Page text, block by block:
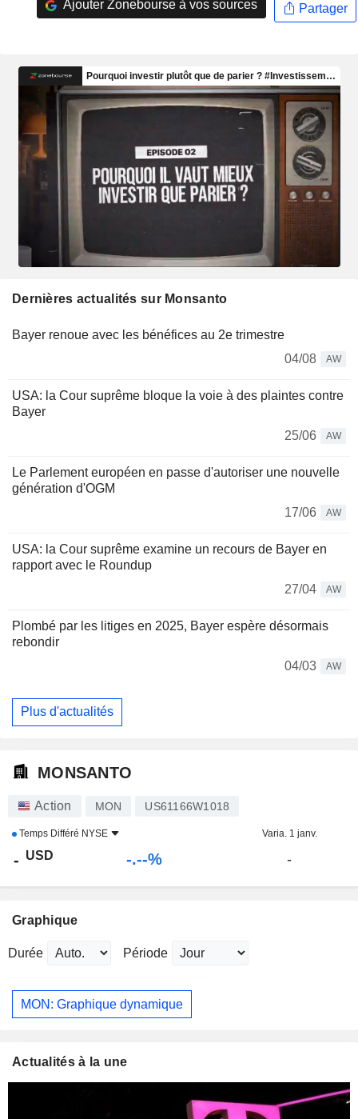
Ajouter Zonebourse à vos sources Partager
Dernières actualités sur Monsanto
Bayer renoue avec les bénéfices au 2e trimestre
04/08
AW
USA: la Cour suprême bloque la voie à des plaintes contre
Bayer
25/06
AW
Le Parlement européen en passe d'autoriser une nouvelle
génération d'OGM
17/06
AW
USA: la Cour suprême examine un recours de Bayer en
rapport avec le Roundup
27/04
AW
Plombé par les litiges en 2025, Bayer espère désormais
rebondir
04/03
AW
Plus d'actualités
MONSANTO
Action MON US61166W1018
Temps Différé NYSE Varia. 1 janv.
- USD -.--% -
Graphique
Durée Période
MON: Graphique dynamique
Actualités à la une